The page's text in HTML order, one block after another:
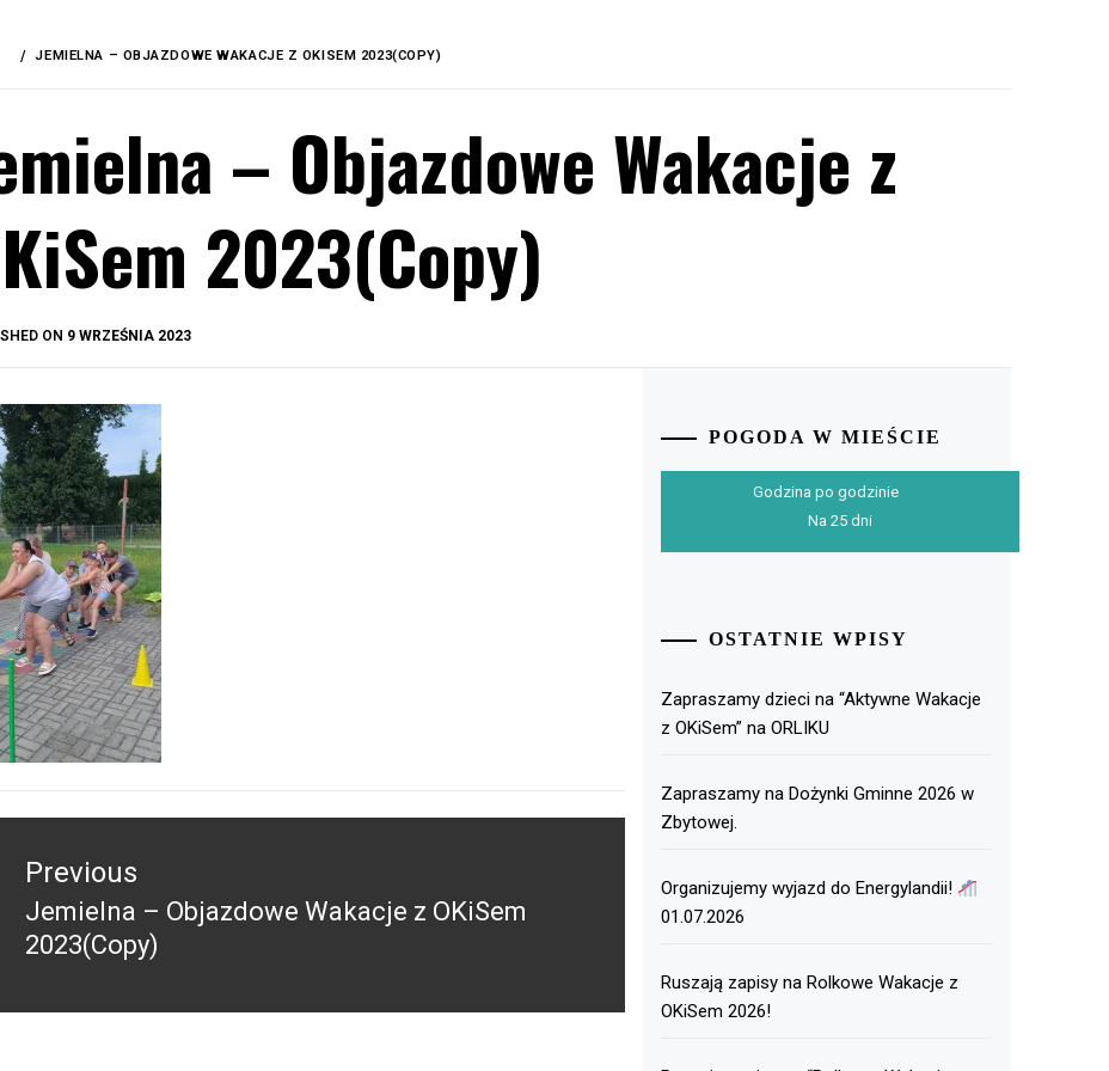
JEMIELNA – OBJAZDOWE WAKACJE Z OKISEM 2023(COPY)
– Objazdowe Wakacje z
2023(Copy)
ON 9 WRZEŚNIA 2023
Previous
Previous
post:
Jemielna – Objazdowe Wakacje z OKiSem
2023(Copy)
POGODA W MIEŚCIE
Godzina po godzinie
Na 25 dni
OSTATNIE WPISY
Zapraszamy dzieci na “Aktywne Wakacje
z OKiSem” na ORLIKU
Zapraszamy na Dożynki Gminne 2026 w
Zbytowej.
Organizujemy wyjazd do Energylandii!
01.07.2026
Ruszają zapisy na Rolkowe Wakacje z
OKiSem 2026!